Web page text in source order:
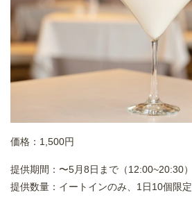
価格：1,500円
提供期間：〜5月8日まで（12:00~20:30）
提供数量：イートインのみ、1日10個限定